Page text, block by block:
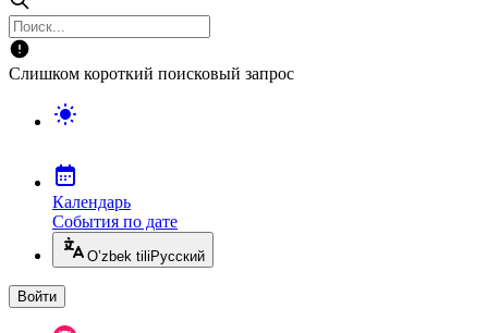
Слишком короткий поисковый запрос
Календарь
События по дате
O’zbek tili Русский
Войти